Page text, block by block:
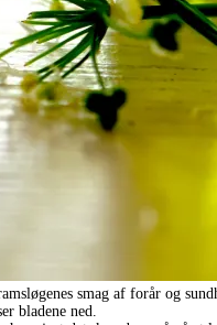
smag af forår og
bladene ned.